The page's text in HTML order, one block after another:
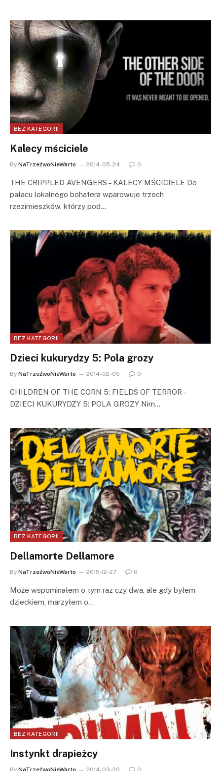
BEZ KATEGORII
Kalecy mściciele
By NaTrzeźwoNieWarto 2014-05-24 0
THE CRIPPLED AVENGERS – KALECY MŚCICIELE Do
pałacu lokalnego bohatera wparowuje trzech
rzezimieszków, którzy pod…
BEZ KATEGORII
Dzieci kukurydzy 5: Pola grozy
By NaTrzeźwoNieWarto 2014-02-05 0
CHILDREN OF THE CORN 5: FIELDS OF TERROR –
DZIECI KUKURYDZY 5: POLA GROZY Nim…
BEZ KATEGORII
Dellamorte Dellamore
By NaTrzeźwoNieWarto 2015-12-27 0
Może wspominałem o tym raz czy dwa, ale gdy byłem
dzieckiem, marzyłem o…
BEZ KATEGORII
Instynkt drapieżcy